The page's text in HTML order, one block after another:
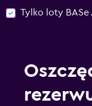
Tylko loty BASe